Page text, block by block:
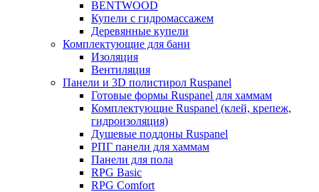
BENTWOOD
Купели с гидромассажем
Деревянные купели
Комплектующие для бани
Изоляция
Вентиляция
Панели и 3D полистирол Ruspanel
Готовые формы Ruspanel для хаммам
Комплектующие Ruspanel (клей, крепеж,
гидроизоляция)
Душевые поддоны Ruspanel
РПГ панели для хаммам
Панели для пола
RPG Basic
RPG Comfort